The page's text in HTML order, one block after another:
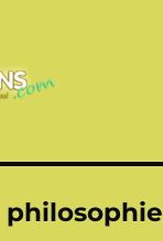
philosophie